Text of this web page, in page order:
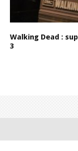
Walking Dead :
3